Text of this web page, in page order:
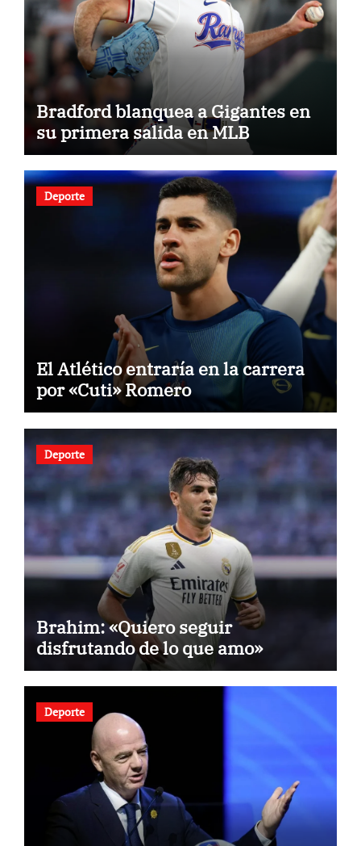
Bradford blanquea a Gigantes en
su primera salida en MLB
Deporte
El Atlético entraría en la carrera
por «Cuti» Romero
Deporte
Brahim: «Quiero seguir
disfrutando de lo que amo»
Deporte